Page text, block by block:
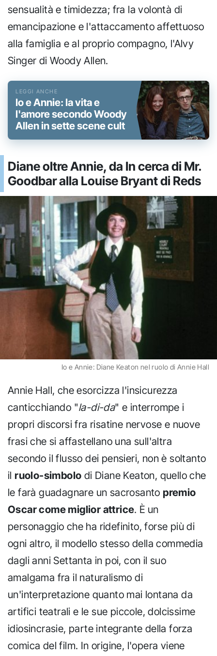
sensualità e timidezza; fra la volontà di
emancipazione e l'attaccamento affettuoso
alla famiglia e al proprio compagno, l'Alvy
Singer di Woody Allen.
Io e Annie: la vita e
l'amore secondo Woody
Allen in sette scene cult
Diane oltre Annie, da In cerca di Mr.
Goodbar alla Louise Bryant di Reds
Io e Annie: Diane Keaton nel ruolo di Annie Hall
Annie Hall, che esorcizza l'insicurezza
canticchiando "la-di-da" e interrompe i
propri discorsi fra risatine nervose e nuove
frasi che si affastellano una sull'altra
secondo il flusso dei pensieri, non è soltanto
il ruolo-simbolo di Diane Keaton, quello che
le farà guadagnare un sacrosanto premio
Oscar come miglior attrice. È un
personaggio che ha ridefinito, forse più di
ogni altro, il modello stesso della commedia
dagli anni Settanta in poi, con il suo
amalgama fra il naturalismo di
un'interpretazione quanto mai lontana da
artifici teatrali e le sue piccole, dolcissime
idiosincrasie, parte integrante della forza
comica del film. In origine, l'opera viene